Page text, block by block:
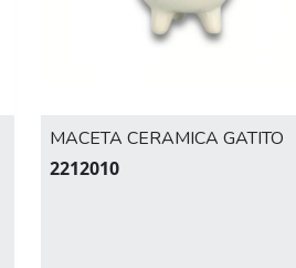
MACETA CERAMICA GATITO
2212010